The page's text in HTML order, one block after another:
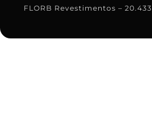
FLORB Revestimentos –